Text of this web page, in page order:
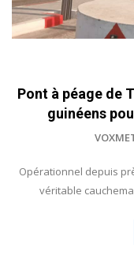
Pont à péage de
guinéens
Opérationnel depuis
véritable